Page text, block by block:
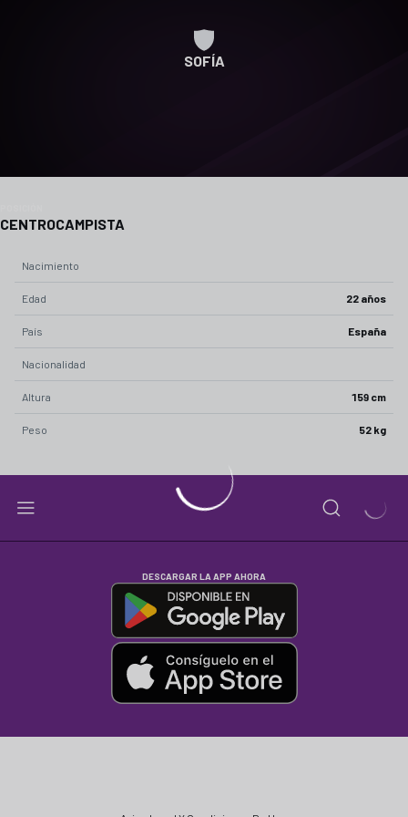
SOFÍA
CENTROCAMPISTA
Nacimiento
Edad 22 años
País España
Nacionalidad
Altura 159 cm
Peso 52 kg
DESCARGAR LA APP AHORA